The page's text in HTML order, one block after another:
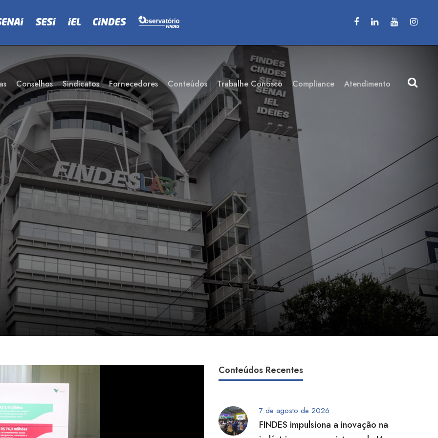
Conselhos Sindicatos Fornecedores Conteúdos Trabalhe Conosco Compliance Atendimento
Conteúdos Recentes
7 de agosto de 2026
FINDES impulsiona a inovação na